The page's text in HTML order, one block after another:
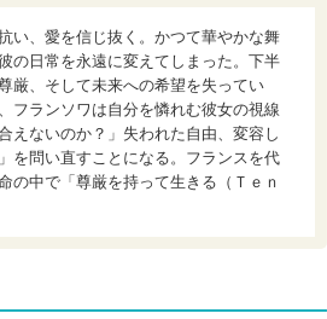
い、愛を信じ抜く。かつて華やかな舞
の日常を永遠に変えてしまった。下半
厳、そして未来への希望を失ってい
フランソワは自分を憐れむ彼女の視線
えないのか？」失われた自由、変容し
を問い直すことになる。フランスを代
の中で「尊厳を持って生きる（Ｔｅｎ